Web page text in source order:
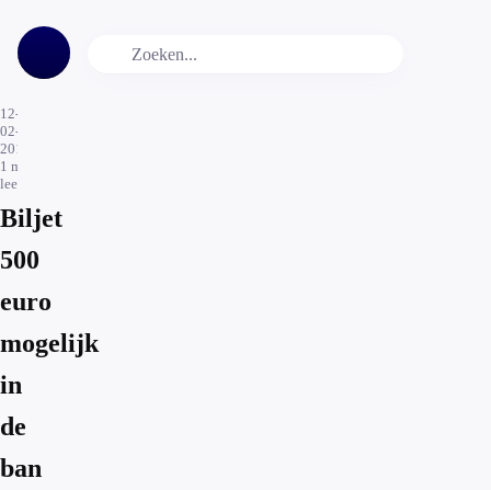
12-
02-
2016
1 min.
leestijd
Biljet
500
euro
mogelijk
in
de
ban